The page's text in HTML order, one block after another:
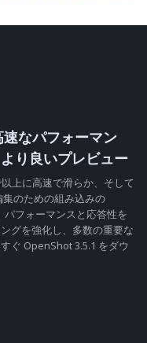
なパフォーマン
り良いプレビュー
上に高速で滑らか、そして
のための組み込みの
フォーマンスと応答性を
グを強化し、多数の重要な
ぐ OpenShot 3.5.1 をダウ